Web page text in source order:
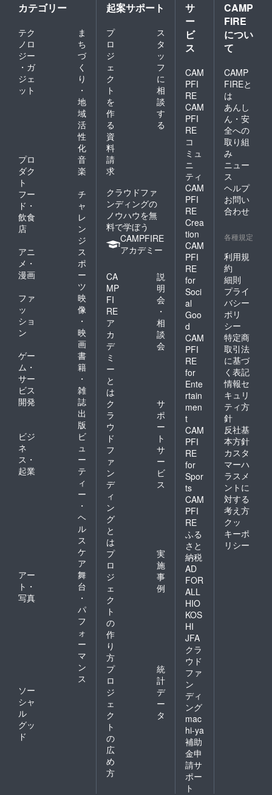
カテゴリー
テク
ノロ
ジー
・ガ
ジェ
ット
ま
ち
づ
く
り
・
地
域
活
性
化
プロ
ダク
ト
音
楽
フー
ド・
飲食
店
チ
ャ
レ
ン
ジ
アニ
メ・
漫画
ス
ポ
ー
ツ
ファ
ッ
ショ
ン
映
像
・
映
画
ゲー
ム・
サー
ビス
開発
書
籍
・
雑
誌
出
版
ビジ
ネ
ス・
起業
ビ
ュ
ー
テ
ィ
ー
・
ヘ
ル
ス
ケ
ア
アー
ト・
写真
舞
台
・
パ
フ
ォ
ー
マ
ン
ス
ソー
シャ
ル
グッ
ド
起案サポート
プ
ロ
ジ
ェ
ク
ト
を
作
る
ス
タ
ッ
フ
に
相
談
す
る
資
料
請
求
クラウドファ
ンディングの
ノウハウを無
料で学ぼう
CAMPFIRE
アカデミー
CA
MP
FI
RE
ア
カ
デ
ミ
ー
と
は
説
明
会
・
相
談
会
ク
ラ
ウ
ド
フ
ァ
ン
デ
ィ
ン
グ
と
は
サ
ポ
ー
ト
サ
ー
ビ
ス
プ
ロ
ジ
ェ
ク
ト
の
作
り
方
実
施
事
例
プ
ロ
ジ
ェ
ク
ト
の
広
め
方
統
計
デ
ー
タ
サ
ー
ビ
ス
CAM
PFI
RE
CAM
PFI
RE
コ
ミュ
ニ
ティ
CAM
PFI
RE
Crea
tion
CAM
PFI
RE
for
Soci
al
Goo
d
CAM
PFI
RE
for
Ente
rtain
men
t
CAM
PFI
RE
for
Spor
ts
CAM
PFI
RE
ふる
さと
納税
AD
FOR
ALL
HIO
KOS
HI
JFA
クラ
ウド
ファ
ン
ディ
ング
mac
hi-ya
補助
金申
請サ
ポー
ト
CAMP
FIRE
につい
て
CAMP
FIREと
は
あんし
ん・安
全への
取り組
み
ニュー
ス
ヘルプ
お問い
合わせ
各種規定
利用規
約
細則
プライ
バシー
ポリ
シー
特定商
取引法
に基づ
く表記
情報セ
キュリ
ティ方
針
反社基
本方針
カスタ
マーハ
ラスメ
ントに
対する
考え方
クッ
キーポ
リシー